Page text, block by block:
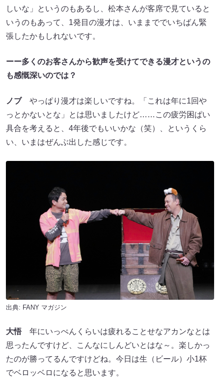
しいな」というのもあるし、松本さんが客席で見ていると
いうのもあって、1発目の漫才は、いままででいちばん緊
張したかもしれないです。
ーー多くのお客さんから歓声を受けてできる漫才というの
も感慨深いのでは？
ノブやっぱり漫才は楽しいですね。「これは年に1回や
っとかないとな」とは思いましたけど……この疲労困ぱい
具合を考えると、4年後でもいいかな（笑）、というくら
い、いまはぜんぶ出した感じです。
出典: FANY マガジン
大悟年にいっぺんくらいは疲れることせなアカンなとは
思ったんですけど、こんなにしんどいとはな～。楽しかっ
たのが勝ってるんですけどね。今日は生（ビール）小1杯
でベロッベロになると思います。